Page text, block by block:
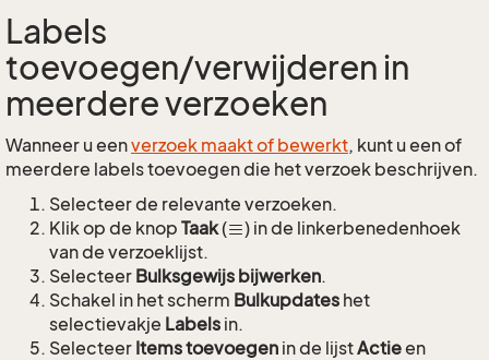
Labels
toevoegen/verwijderen in
meerdere verzoeken
Wanneer u eenverzoek maakt of bewerkt, kunt u een of
meerdere labels toevoegen die het verzoek beschrijven.
Selecteer de relevante verzoeken.
Klik op de knop Taak(
) in de linkerbenedenhoek
van de verzoeklijst.
Selecteer Bulksgewijs bijwerken.
Schakel in het scherm Bulkupdates het
selectievakje Labels in.
Selecteer Items toevoegen in de lijstActieen